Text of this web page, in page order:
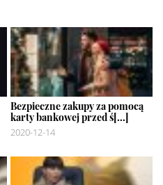
Bezpieczne zakupy za pomocą
karty bankowej przed ś[...]
2020-12-14